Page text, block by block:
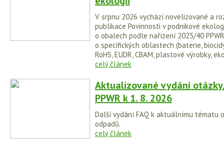
V srpnu 2026 vychází novelizované a
publikace Povinnosti v podnikové
o obalech podle nařízení 2025/40
o specifických oblastech (baterie,
RoHS, EUDR, CBAM, plastové výrobky,
celý článek
Aktualizované vydání
PPWR k 1. 8. 2026
Další vydání FAQ k aktuálnímu tématu
odpadů.
celý článek